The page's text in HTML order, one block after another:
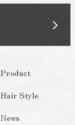
Product
Hair Style
News